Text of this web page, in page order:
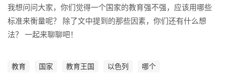
我想问问大家，你们觉得一个国家的教育强不强，应该用哪些
标准来衡量呢？ 除了文中提到的那些因素，你们还有什么想
法？ 一起来聊聊吧！
教育 国家 教育王国 以色列 哪个